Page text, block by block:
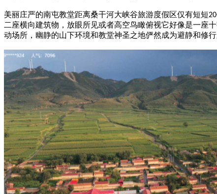
美丽庄严的南屯教堂距离桑干河大峡谷旅游度假区仅有短短20
二座横向建筑物 ， 放眼所见或者高空鸟瞰俯视它好像是一座
动场所，幽静的山下环境和教堂神圣之地俨然成为避静和修行